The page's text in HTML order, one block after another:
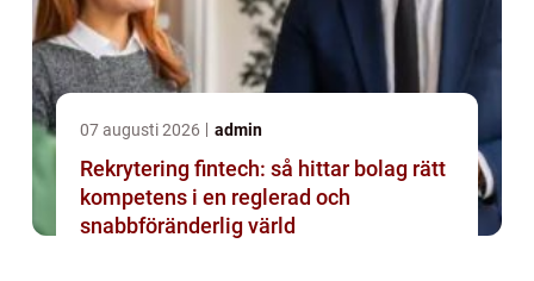
07 augusti 2026 admin
Rekrytering fintech: så hittar bolag rätt
kompetens i en reglerad och
snabbföränderlig värld